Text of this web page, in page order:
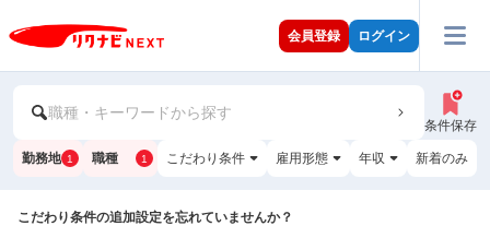
会員登録 ログイン
職種・キーワードから探す
条件保存
勤務地 1 職種 1 こだわり条件 雇用形態 年収 新着のみ
こだわり条件の追加設定を忘れていませんか？